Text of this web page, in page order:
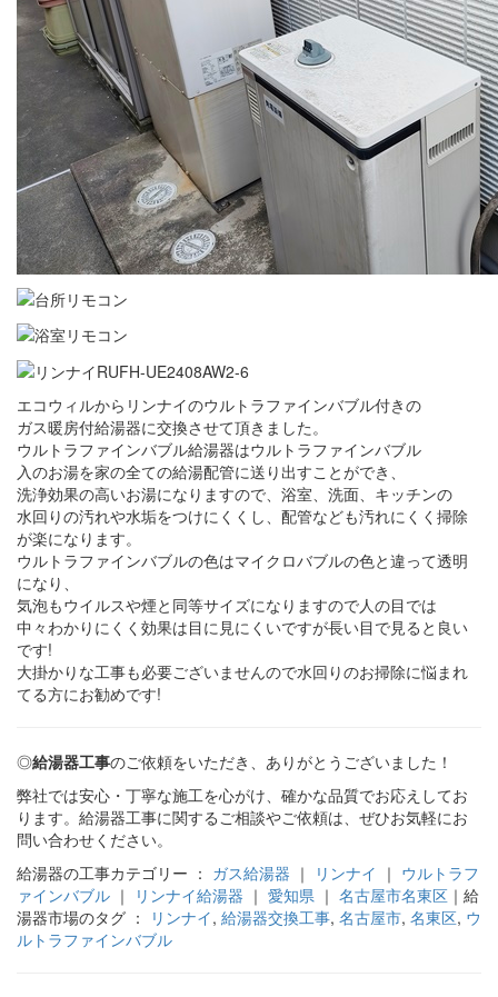
エコウィルからリンナイのウルトラファインバブル付きの
ガス暖房付給湯器に交換させて頂きました。
ウルトラファインバブル給湯器はウルトラファインバブル
入のお湯を家の全ての給湯配管に送り出すことができ、
洗浄効果の高いお湯になりますので、浴室、洗面、キッチンの
水回りの汚れや水垢をつけにくくし、配管なども汚れにくく掃除
が楽になります。
ウルトラファインバブルの色はマイクロバブルの色と違って透明
になり、
気泡もウイルスや煙と同等サイズになりますので人の目では
中々わかりにくく効果は目に見にくいですが長い目で見ると良い
です!
大掛かりな工事も必要ございませんので水回りのお掃除に悩まれ
てる方にお勧めです!
◎給湯器工事のご依頼をいただき、ありがとうございました！
弊社では安心・丁寧な施工を心がけ、確かな品質でお応えしてお
ります。給湯器工事に関するご相談やご依頼は、ぜひお気軽にお
問い合わせください。
給湯器の工事カテゴリー ： ガス給湯器 ｜ リンナイ ｜ ウルトラフ
ァインバブル ｜ リンナイ給湯器 ｜ 愛知県 ｜ 名古屋市名東区 ｜給
湯器市場のタグ ：
リンナイ, 給湯器交換工事, 名古屋市, 名東区, ウ
ルトラファインバブル